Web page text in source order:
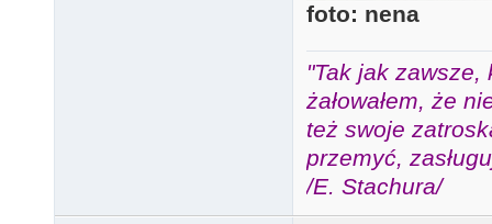
foto: nena
"Tak jak zawsze,
żałowałem, że
też swoje
przemyć,
/E. Stachura/